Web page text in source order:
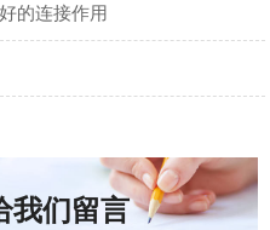
的连接作用
我们留言